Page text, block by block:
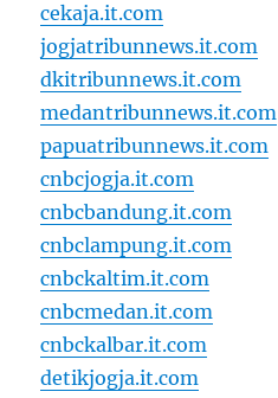
cekaja.it.com
jogjatribunnews.it.com
dkitribunnews.it.com
medantribunnews.it.com
papuatribunnews.it.com
cnbcjogja.it.com
cnbcbandung.it.com
cnbclampung.it.com
cnbckaltim.it.com
cnbcmedan.it.com
cnbckalbar.it.com
detikjogja.it.com